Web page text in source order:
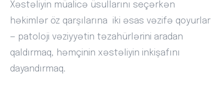
Xəstəliyin müalicə üsullarını seçərkən
həkimlər öz qarşılarına iki əsas vəzifə qoyurlar
— patoloji vəziyyətin təzahürlərini aradan
qaldırmaq, həmçinin xəstəliyin inkişafını
dayandırmaq.